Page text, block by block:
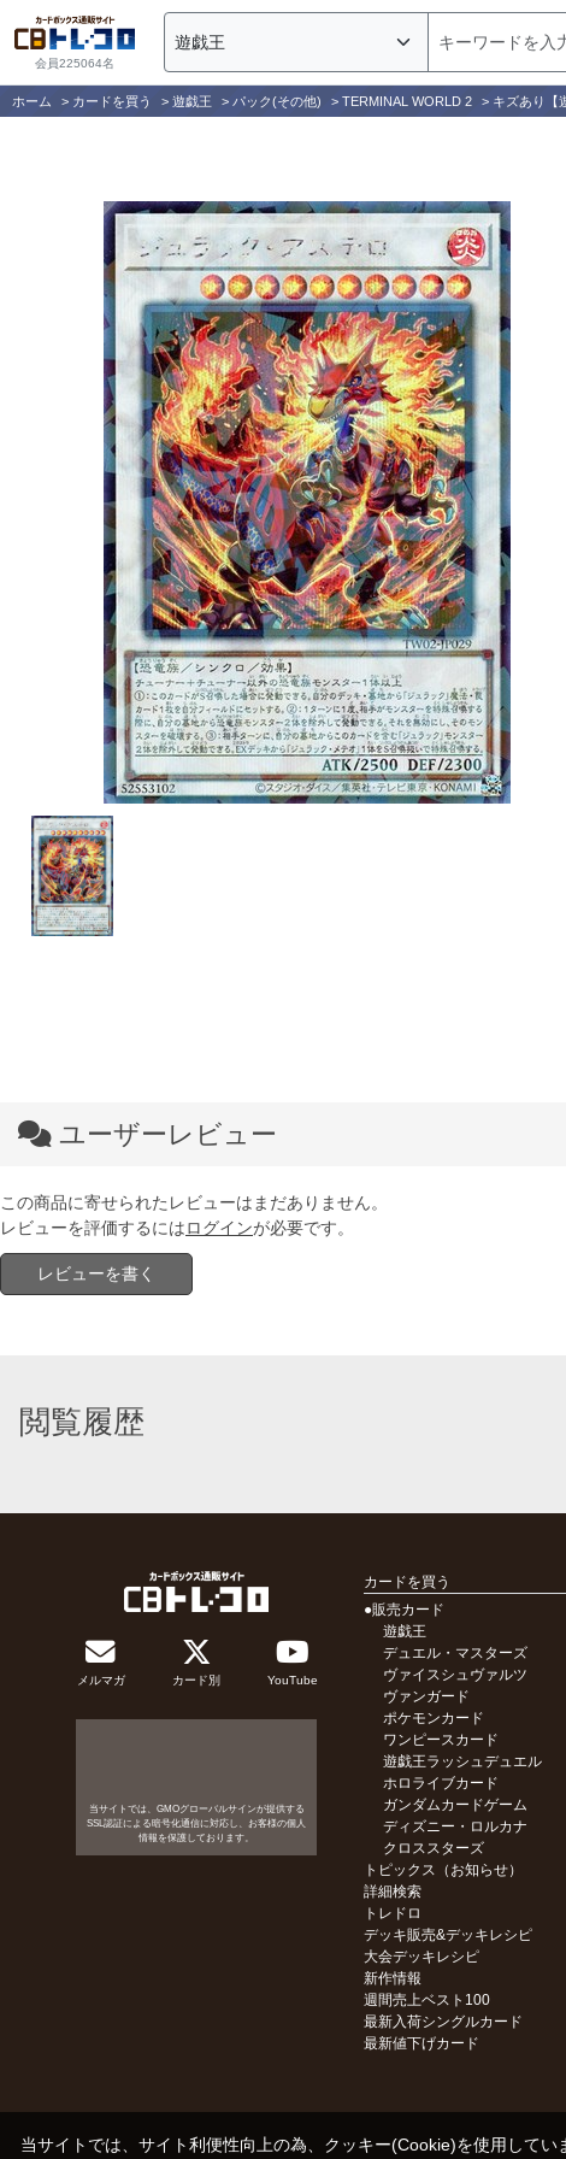
会員225064名
ホーム > カードを買う > 遊戯王 > パック(その他) > TERMINAL WORLD 2 > キズあり【
ユーザーレビュー
この商品に寄せられたレビューはまだありません。
レビューを評価するにはログインが必要です。
レビューを書く
閲覧履歴
メルマガ カード別 YouTube
当サイトでは、GMOグローバルサインが提供する
SSL認証による暗号化通信に対応し、お客様の個人
情報を保護しております。
カードを買う
●販売カード
遊戯王
デュエル・マスターズ
ヴァイスシュヴァルツ
ヴァンガード
ポケモンカード
ワンピースカード
遊戯王ラッシュデュエル
ホロライブカード
ガンダムカードゲーム
ディズニー・ロルカナ
クロススターズ
トピックス（お知らせ）
詳細検索
トレドロ
デッキ販売&デッキレシピ
大会デッキレシピ
新作情報
週間売上ベスト100
最新入荷シングルカード
最新値下げカード
当サイトでは、サイト利便性向上の為、クッキー(Cookie)を使用してい